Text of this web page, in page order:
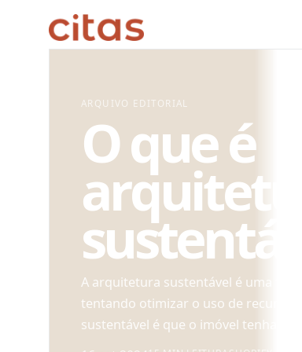
ARQUIVO EDITORIAL
O que é
A arquitetura sustentável é uma
tentando otimizar o uso de
sustentável é que o imóvel tenha o